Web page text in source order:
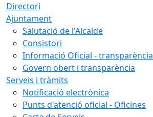
Directori
Ajuntament
Salutació de l'Alcalde
Consistori
Informació Oficial - transparència
Govern obert i transparència
Serveis i tràmits
Notificació electrònica
Punts d'atenció oficial - Oficines